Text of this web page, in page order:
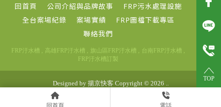
TOP
回首頁 電話
回首頁 公司介紹與品牌故事
FRP污水處理設施
全台案場紀錄
案場實績
FRP圖檔下載專區
聯絡我們
FRP汙水槽 高雄FRP汙水槽 旗山區FRP汙水槽
台南FRP汙水槽
FRP汙水槽訂製
Designed by 揚京快客 Copyright © 2026 ..